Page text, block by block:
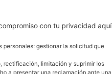
con tu privacidad aquí
personales: gestionar la solicitud que
rectificación, limitación y suprimir los
a presentar una reclamación ante una